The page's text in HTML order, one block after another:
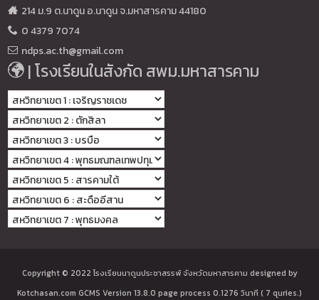
214 ม.9 ต.นาดูน อ.นาดูน จ.มหาสารคาม 44180
0 4379 7074
ndps.ac.th@gmail.com
| โรงเรียนในสังกัด สพม.มหาสารคาม
Copyright © 2022โรงเรียนนาดูนประชาสรรพ์ จังหวัดมหาสารคาม designed by
Kotchasan.com GCMS Version 13.8.0 page process 0.1276 วินาที ( 7 quries.)